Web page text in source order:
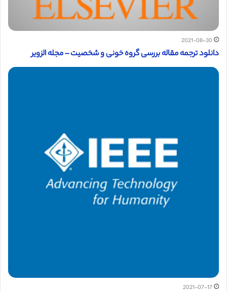
2021-08-30
دانلود ترجمه مقاله بررسی گروه خونی و شخصیت – مجله الزویر
2021-07-17